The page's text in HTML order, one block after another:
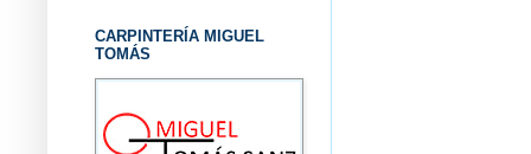
CARPINTERÍA MIGUEL
TOMÁS